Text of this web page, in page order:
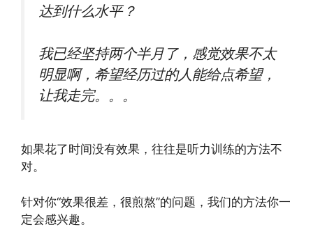
达到什么水平？
我已经坚持两个半月了，感觉效果不太
明显啊，希望经历过的人能给点希望，
让我走完。。。
如果花了时间没有效果，往往是听力训练的方法不
对。
针对你“效果很差，很煎熬”的问题，我们的方法你一
定会感兴趣。